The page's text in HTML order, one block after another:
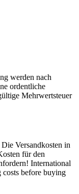
werden nach
ordentliche
Mehrwertsteuer
Die Versandkosten in
für den
International
costs before buying